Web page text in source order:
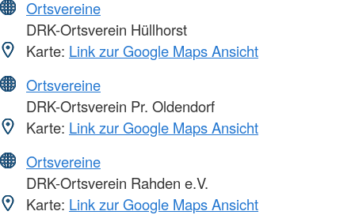
Ortsvereine
DRK-Ortsverein Hüllhorst
Karte: Link zur Google Maps Ansicht
Ortsvereine
DRK-Ortsverein Pr. Oldendorf
Karte: Link zur Google Maps Ansicht
Ortsvereine
DRK-Ortsverein Rahden e.V.
Karte: Link zur Google Maps Ansicht